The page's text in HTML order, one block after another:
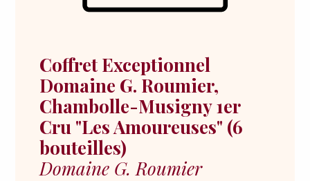
Coffret Exceptionnel
Domaine G. Roumier,
Chambolle-Musigny 1er
Cru "Les Amoureuses" (6
bouteilles)
Domaine G. Roumier